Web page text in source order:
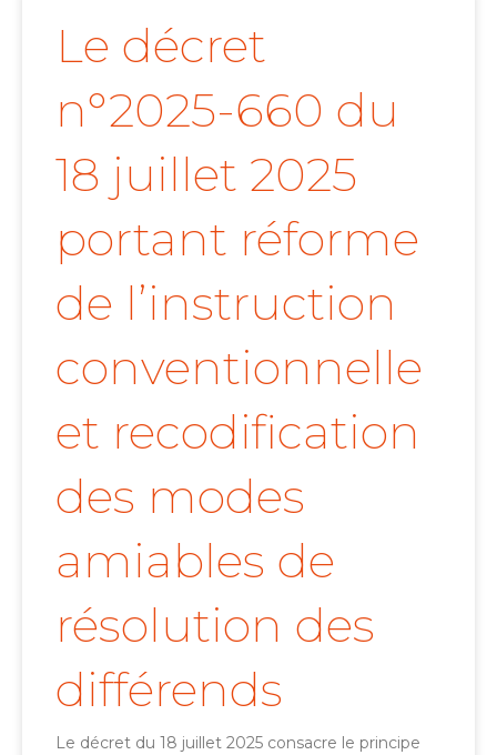
Le décret
n°2025-660 du
18 juillet 2025
portant réforme
de l’instruction
conventionnelle
et recodification
des modes
amiables de
résolution des
différends
Le décret du 18 juillet 2025 consacre le principe